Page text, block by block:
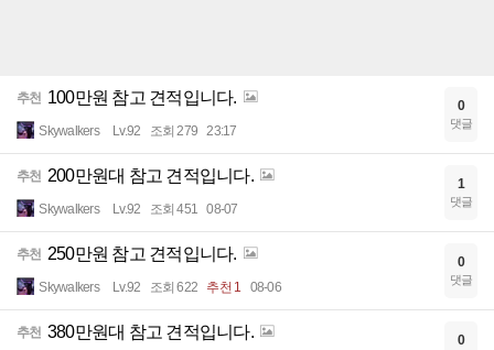
추천 100만원 참고 견적입니다.
Skywalkers Lv.92 조회 279 23:17
0
댓글
추천 200만원대 참고 견적입니다.
Skywalkers Lv.92 조회 451 08-07
1
댓글
추천 250만원 참고 견적입니다.
Skywalkers Lv.92 조회 622 추천 1 08-06
0
댓글
추천 380만원대 참고 견적입니다. 0